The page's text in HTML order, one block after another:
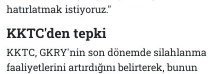
hatırlatmak istiyoruz."
KKTC'den tepki
KKTC, GKRY'nin son dönemde silahlanma
faaliyetlerini artırdığını belirterek, bunun